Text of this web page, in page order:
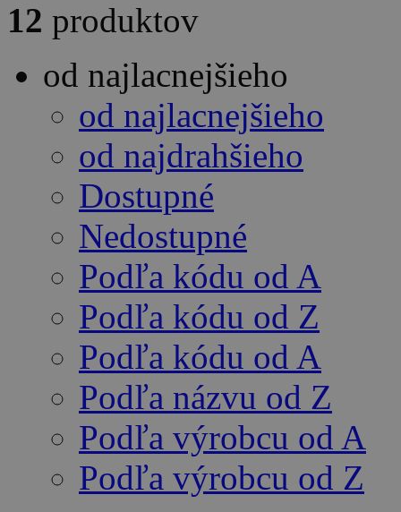
12 produktov
od najlacnejšieho
od najlacnejšieho
od najdrahšieho
Dostupné
Nedostupné
Podľa kódu od A
Podľa kódu od Z
Podľa kódu od A
Podľa názvu od Z
Podľa výrobcu od A
Podľa výrobcu od Z